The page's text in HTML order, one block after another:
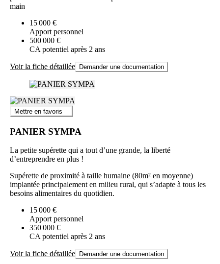
main
15 000 €
Apport personnel
500 000 €
CA potentiel après 2 ans
Voir la fiche détaillée Demander une documentation
Mettre en favoris
PANIER SYMPA
La petite supérette qui a tout d’une grande, la liberté
d’entreprendre en plus !
Supérette de proximité à taille humaine (80m² en moyenne)
implantée principalement en milieu rural, qui s’adapte à tous les
besoins alimentaires du quotidien.
15 000 €
Apport personnel
350 000 €
CA potentiel après 2 ans
Voir la fiche détaillée Demander une documentation